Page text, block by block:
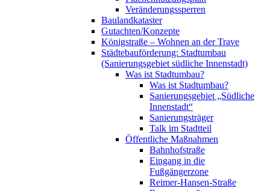
Veränderungssperren
Baulandkataster
Gutachten/Konzepte
Königstraße – Wohnen an der Trave
Städtebauförderung: Stadtumbau
(Sanierungsgebiet südliche Innenstadt)
Was ist Stadtumbau?
Was ist Stadtumbau?
Sanierungsgebiet „Südliche
Innenstadt“
Sanierungsträger
Talk im Stadtteil
Öffentliche Maßnahmen
Bahnhofstraße
Eingang in die
Fußgängerzone
Reimer-Hansen-Straße